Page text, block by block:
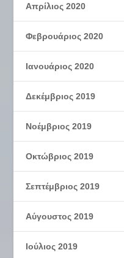
Απρίλιος 2020
Φεβρουάριος 2020
Ιανουάριος 2020
Δεκέμβριος 2019
Νοέμβριος 2019
Οκτώβριος 2019
Σεπτέμβριος 2019
Αύγουστος 2019
Ιούλιος 2019